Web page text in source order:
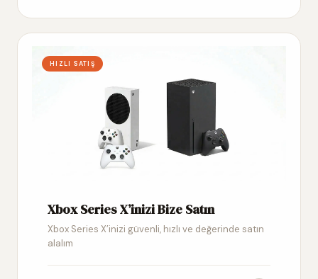
HIZLI SATIŞ
Xbox Series X’inizi Bize Satın
Xbox Series X’inizi güvenli, hızlı ve değerinde satın
alalım